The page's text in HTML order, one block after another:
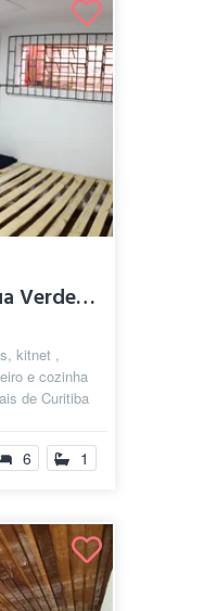
Kitnet Portão Agua Verde Mobiliado Quart...
kitnet ,
e cozinha
de Curitiba
6 1